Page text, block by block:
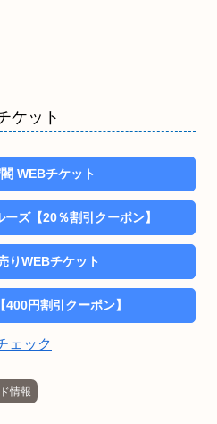
ケット
WEBチケット
ズ【20％割引クーポン】
WEBチケット
円割引クーポン】
ェック
情報